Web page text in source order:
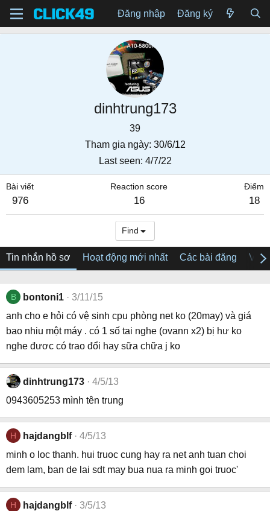
Đăng nhập Đăng ký
dinhtrung173
39
Tham gia ngày 30/6/12
Last seen 4/7/22
Bài viết
976
Reaction score
16
Điểm
18
Find
Tin nhắn hồ sơ Hoạt động mới nhất Các bài đăng Về
B bontoni1
3/11/15
anh cho e hỏi có vệ sinh cpu phòng net ko (20may) và giá
bao nhiu một máy . có 1 số tai nghe (ovann x2) bị hư ko
nghe đươc có trao đổi hay sữa chữa j ko
dinhtrung173
4/5/13
0943605253 mình tên trung
H hajdangblf
4/5/13
minh o loc thanh. hui truoc cung hay ra net anh tuan choi
dem lam, ban de lai sdt may bua nua ra minh goi truoc'
H hajdangblf
3/5/13